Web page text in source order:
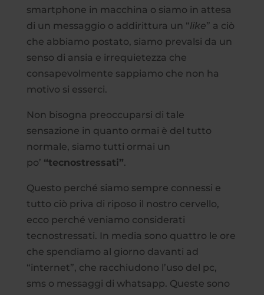
smartphone in macchina o siamo in attesa
di un messaggio o addirittura un “like” a ciò
che abbiamo postato, siamo prevalsi da un
senso di ansia e irrequietezza che
consapevolmente sappiamo che non ha
motivo si esserci.
Non bisogna preoccuparsi di tale
sensazione in quanto ormai è del tutto
normale, siamo tutti ormai un
po’ “tecnostressati”.
Questo perché siamo sempre connessi e
tutto ciò priva di riposo il nostro cervello,
ecco perché veniamo considerati
tecnostressati. In media sono quattro le ore
che spendiamo al giorno davanti ad
“internet”, che racchiudono l’uso del pc,
sms o messaggi di whatsapp. Queste sono